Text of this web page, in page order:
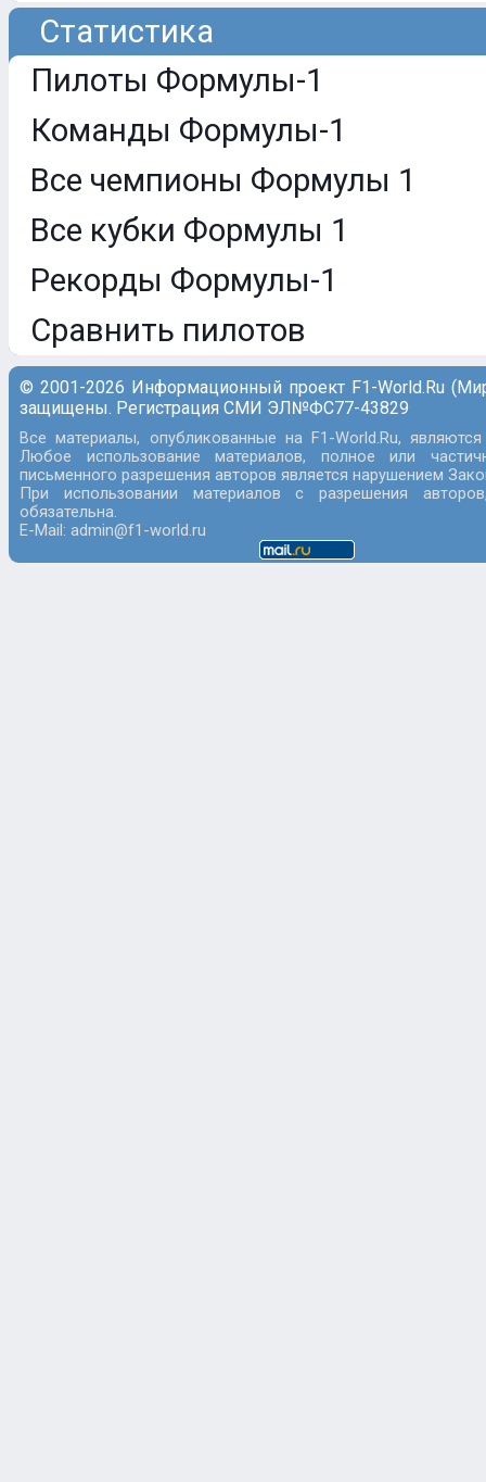
Статистика
Пилоты Формулы-1
Команды Формулы-1
Все чемпионы Формулы 1
Все кубки Формулы 1
Рекорды Формулы-1
Сравнить пилотов
© 2001-2026 Информационный проект F1-World.Ru
защищены. Регистрация СМИ ЭЛ№ФС77-43829
Все материалы, опубликованные на F1-World.Ru,
Любое использование материалов, полное или
письменного разрешения авторов является нарушением
При использовании материалов с разрешения
обязательна.
E-Mail: admin@f1-world.ru